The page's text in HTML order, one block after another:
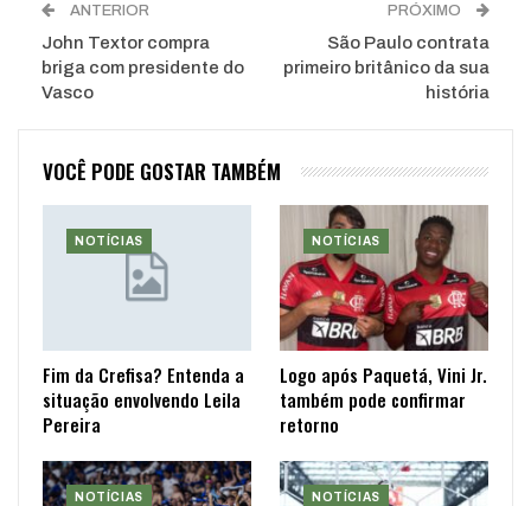
ANTERIOR
John Textor compra
briga com presidente do
Vasco
PRÓXIMO
São Paulo contrata
primeiro britânico da sua
história
VOCÊ PODE GOSTAR TAMBÉM
NOTÍCIAS
Fim da Crefisa? Entenda a
situação envolvendo Leila
Pereira
NOTÍCIAS
Logo após Paquetá, Vini Jr.
também pode confirmar
retorno
NOTÍCIAS NOTÍCIAS